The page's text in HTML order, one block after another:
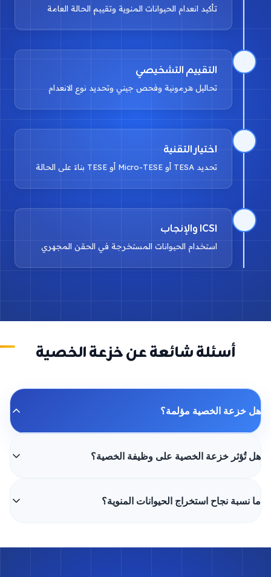
تأكيد انعدام الحيوانات المنوية وتقييم الحالة العامة
التقييم التشخيصي
تحاليل هرمونية وفحص جيني وتحديد نوع الانعدام
اختيار التقنية
تحديد TESA أو Micro-TESE أو TESE بناءً على الحالة
ICSI والإنجاب
استخدام الحيوانات المستخرجة في الحقن المجهري
أسئلة شائعة عن خزعة الخصية
هل خزعة الخصية مؤلمة؟
هل تُؤثر خزعة الخصية على وظيفة الخصية؟
ما نسبة نجاح استخراج الحيوانات المنوية؟